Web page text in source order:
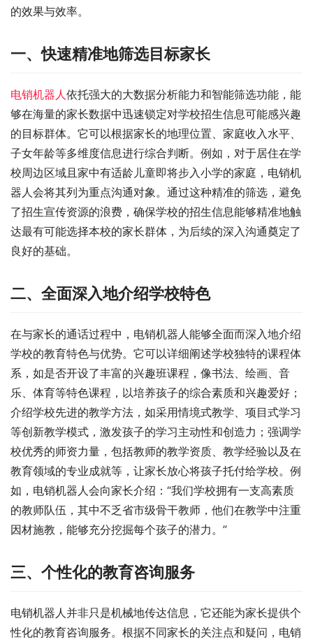
的效果与效率。
一、快速精准地筛选目标家长
电销机器人依托强大的大数据分析能力和智能筛选功能，能
够在海量的家长数据中迅速锁定对学校招生信息可能感兴趣
的目标群体。它可以根据家长的地理位置、家庭收入水平、
子女年龄等多维度信息进行综合判断。例如，对于居住在学
校周边区域且家中有适龄儿童即将步入小学的家庭，电销机
器人会将其列为重点沟通对象。通过这种精准的筛选，避免
了招生宣传资源的浪费，确保学校的招生信息能够精准地触
达最有可能选择本校的家长群体，为后续的深入沟通奠定了
良好的基础。
二、全面深入地介绍学校特色
在与家长的通话过程中，电销机器人能够全面而深入地介绍
学校的教育特色与优势。它可以详细阐述学校独特的课程体
系，如是否开设了丰富的兴趣班课程，像书法、绘画、音
乐、体育等特色课程，以培养孩子的综合素质和兴趣爱好；
介绍学校先进的教学方法，如采用情境式教学、项目式学习
等创新教学模式，激发孩子的学习主动性和创造力；强调学
校优秀的师资力量，包括教师的教学资质、教学经验以及在
教育领域的专业成就等，让家长放心将孩子托付给学校。例
如，电销机器人会向家长介绍：“我们学校拥有一支高素质
的教师队伍，其中不乏省市级骨干教师，他们在教学中注重
因材施教，能够充分挖掘每个孩子的潜力。”
三、个性化的教育咨询服务
电销机器人并非只是机械地传达信息，它还能为家长提供个
性化的教育咨询服务。根据不同家长的关注点和疑问，电销